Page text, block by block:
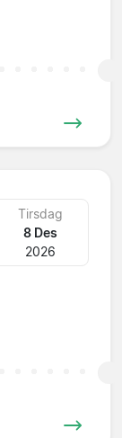
Tirsdag
8 Des
2026